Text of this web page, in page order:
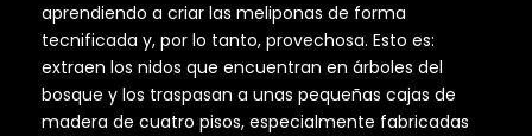
aprendiendo a criar las meliponas de forma
tecnificada y, por lo tanto, provechosa. Esto es:
extraen los nidos que encuentran en árboles del
bosque y los traspasan a unas pequeñas cajas de
madera de cuatro pisos, especialmente fabricadas